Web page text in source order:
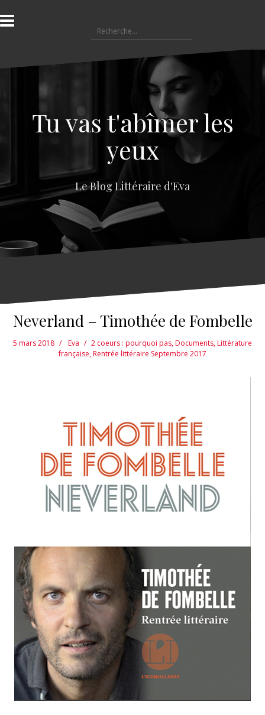
l
a
e
e
Tu vas t'abîmer les
yeux
Le Blog Littéraire d'Eva
Neverland – Timothée de Fombelle
5 mars 2018 Eva 2 coeurs : pourquoi pas,Documents,Littérature
française,Rentrée littéraire Septembre 2017